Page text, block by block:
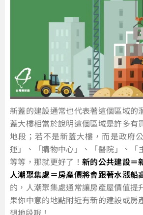
新蓋的建設通常也代表著這個區域的
蓋大樓相當於說明這個區域是許多有
地段；若不是新蓋大樓，而是政府
運」、「購物中心」、「醫院」、
等等，那就更好了！ 新的公共建設＝
人潮聚集處＝房產價將會跟著水漲船
的，人潮聚集處通常讓房產屋價值提
果你中意的地點附近有新的建設或房
想地段哦！